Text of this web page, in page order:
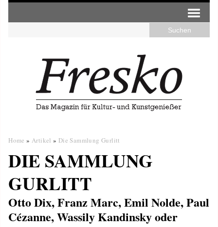
Home » Artikel » Die Sammlung Gurlitt
DIE SAMMLUNG
GURLITT
Otto Dix, Franz Marc, Emil Nolde, Paul
Cézanne, Wassily Kandinsky oder